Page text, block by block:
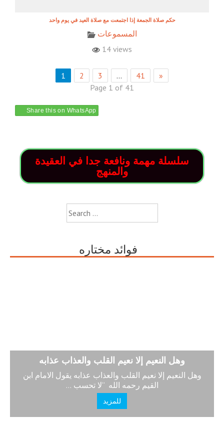
حكم صلاة الجمعة إذا اجتمعت مع صلاة العيد في يوم واحد
المسموعات
14 views
1 2 3 … 41
»
Page 1 of 41
Share this on WhatsApp
سلسلة مهمة ونافعة جدا في العقيدة
والمنهج
Search
for:
فوائد مختاره
وهل النعيم
حشران في الدنيا وحشران في الآخرة
في تذكرته أن الحشر أربع : حشران في الدنيا
وحشران في الآخرة ، فاللذان في الدنيا …